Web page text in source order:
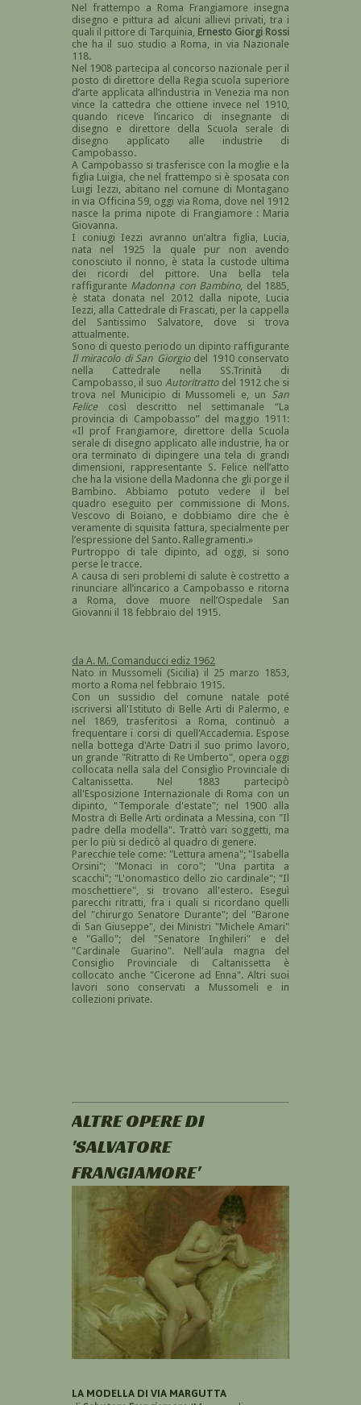
Nel frattempo a Roma Frangiamore insegna
disegno e pittura ad alcuni allievi privati, tra i
quali il pittore di Tarquinia, Ernesto Giorgi Rossi
che ha il suo studio a Roma, in via Nazionale
118.
Nel 1908 partecipa al concorso nazionale per il
posto di direttore della Regia scuola superiore
d’arte applicata all’industria in Venezia ma non
vince la cattedra che ottiene invece nel 1910,
quando riceve l’incarico di insegnante di
disegno e direttore della Scuola serale di
disegno applicato alle industrie di
Campobasso.
A Campobasso si trasferisce con la moglie e la
figlia Luigia, che nel frattempo si è sposata con
Luigi Iezzi, abitano nel comune di Montagano
in via Officina 59, oggi via Roma, dove nel 1912
nasce la prima nipote di Frangiamore : Maria
Giovanna.
I coniugi Iezzi avranno un’altra figlia, Lucia,
nata nel 1925 la quale pur non avendo
conosciuto il nonno, è stata la custode ultima
dei ricordi del pittore. Una bella tela
raffigurante Madonna con Bambino, del 1885,
è stata donata nel 2012 dalla nipote, Lucia
Iezzi, alla Cattedrale di Frascati, per la cappella
del Santissimo Salvatore, dove si trova
attualmente.
Sono di questo periodo un dipinto raffigurante
Il miracolo di San Giorgiodel 1910 conservato
nella Cattedrale nella SS.Trinità di
Campobasso, il suo Autoritrattodel 1912 che si
trova nel Municipio di Mussomeli e, un
San
Felice così descritto nel settimanale “La
provincia di Campobasso” del maggio 1911:
«Il prof Frangiamore, direttore della Scuola
serale di disegno applicato alle industrie, ha or
ora terminato di dipingere una tela di grandi
dimensioni, rappresentante S. Felice nell’atto
che ha la visione della Madonna che gli porge il
Bambino. Abbiamo potuto vedere il bel
quadro eseguito per commissione di Mons.
Vescovo di Boiano, e dobbiamo dire che è
veramente di squisita fattura, specialmente per
l’espressione del Santo. Rallegramenti.»
Purtroppo di tale dipinto, ad oggi, si sono
perse le tracce.
A causa di seri problemi di salute è costretto a
rinunciare all’incarico a Campobasso e ritorna
a Roma, dove muore nell’Ospedale San
Giovanni il 18 febbraio del 1915.
da A. M. Comanducci ediz 1962
Nato in Mussomeli (Sicilia) il 25 marzo 1853,
morto a Roma nel febbraio 1915.
Con un sussidio del comune natale poté
iscriversi all'Istituto di Belle Arti di Palermo, e
nel 1869, trasferitosi a Roma, continuò a
frequentare i corsi di quell'Accademia. Espose
nella bottega d'Arte Datri il suo primo lavoro,
un grande "Ritratto di Re Umberto", opera oggi
collocata nella sala del Consiglio Provinciale di
Caltanissetta. Nel 1883 partecipò
all'Esposizione Internazionale di Roma con un
dipinto, "Temporale d'estate"; nel 1900 alla
Mostra di Belle Arti ordinata a Messina, con "Il
padre della modella". Trattò vari soggetti, ma
per lo più si dedicò al quadro di genere.
Parecchie tele come: "Lettura amena"; "Isabella
Orsini"; "Monaci in coro"; "Una partita a
scacchi"; "L'onomastico dello zio cardinale"; "Il
moschettiere", si trovano all'estero. Eseguì
parecchi ritratti, fra i quali si ricordano quelli
del "chirurgo Senatore Durante"; del "Barone
di San Giuseppe", dei Ministri "Michele Amari"
e "Gallo"; del "Senatore Inghileri" e del
"Cardinale Guarino". Nell'aula magna del
Consiglio Provinciale di Caltanissetta è
collocato anche "Cicerone ad Enna". Altri suoi
lavori sono conservati a Mussomeli e in
collezioni private.
ALTRE OPERE DI
'SALVATORE
FRANGIAMORE'
LA MODELLA DI VIA MARGUTTA